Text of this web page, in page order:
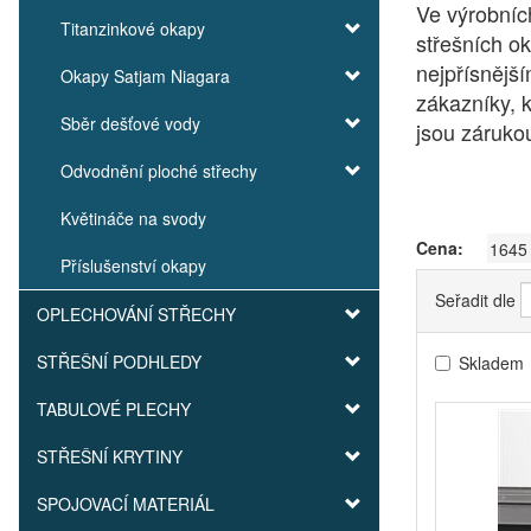
Titanzinkové okapy
Okapy Satjam Niagara
Sběr dešťové vody
Odvodnění ploché střechy
Květináče na svody
Příslušenství okapy
OPLECHOVÁNÍ STŘECHY
STŘEŠNÍ PODHLEDY
TABULOVÉ PLECHY
STŘEŠNÍ KRYTINY
SPOJOVACÍ MATERIÁL
Ve
střešních
zákazníky,
jsou
Cena:
Seřadit dle
Skladem